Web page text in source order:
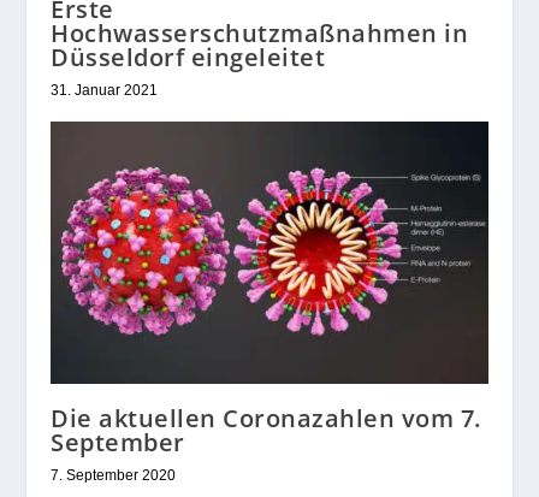
Erste
Hochwasserschutzmaßnahmen in
Düsseldorf eingeleitet
31. Januar 2021
Die aktuellen Coronazahlen vom 7.
September
7. September 2020